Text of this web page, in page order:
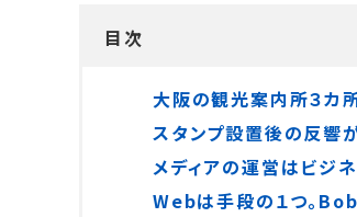
目次
大阪の観光案内所３カ
スタンプ設置後の反響
メディアの運営はビジ
Webは手段の１つ。